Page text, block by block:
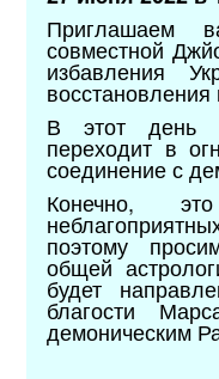
Приглашаем
совместной
избавления
В этот день
переходит в
соединение с
Конечно,
поэтому
общей
будет
благости
демоническим